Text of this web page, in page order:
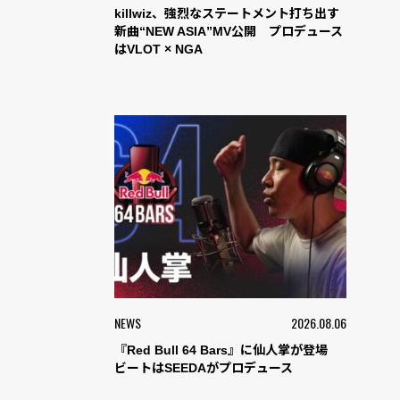
killwiz、強烈なステートメント打ち出す
新曲“NEW ASIA”MV公開 プロデュース
はVLOT × NGA
NEWS 2026.08.06
『Red Bull 64 Bars』に仙人掌が登場
ビートはSEEDAがプロデュース